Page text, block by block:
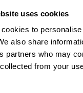
uses cookies
to
also share
partners who may
collected from your
Tassonomia SG4D